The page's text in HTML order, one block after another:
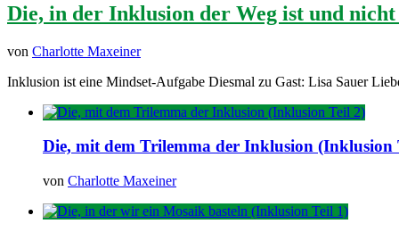
Die, in der Inklusion der Weg ist und
von Charlotte Maxeiner
Inklusion ist eine Mindset-Aufgabe Diesmal zu Gast: Lisa Sauer
Die, mit dem Trilemma der Inklusion (Inklusion
von Charlotte Maxeiner